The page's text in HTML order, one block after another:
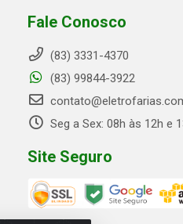
Fale Conosco
(83) 3331-4370
(83) 99844-3922
Seg a Sex: 08h às 12h e
Site Seguro